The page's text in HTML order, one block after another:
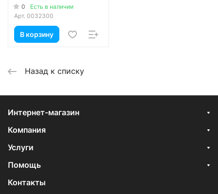
0
Есть в наличии
Арт. 0032300
В корзину
Назад к списку
Интернет-магазин
Компания
Услуги
Помощь
Контакты